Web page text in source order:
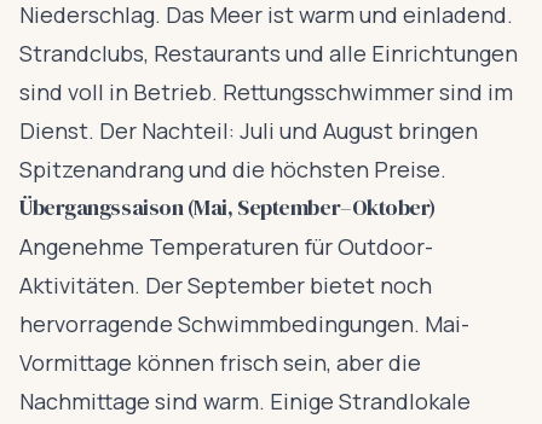
Niederschlag. Das Meer ist warm und einladend.
Strandclubs, Restaurants und alle Einrichtungen
sind voll in Betrieb. Rettungsschwimmer sind im
Dienst. Der Nachteil: Juli und August bringen
Spitzenandrang und die höchsten Preise.
Übergangssaison (Mai, September–Oktober)
Angenehme Temperaturen für Outdoor-
Aktivitäten. Der September bietet noch
hervorragende Schwimmbedingungen. Mai-
Vormittage können frisch sein, aber die
Nachmittage sind warm. Einige Strandlokale